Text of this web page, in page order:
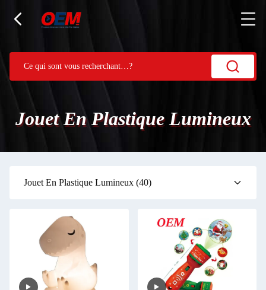
Jouet En Plastique Lumineux
Jouet En Plastique Lumineux (40)